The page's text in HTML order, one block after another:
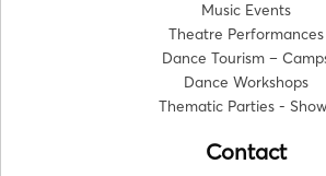
Music Events
Theatre Performances
Dance Tourism –
Dance Workshops
Thematic Parties -
Contact